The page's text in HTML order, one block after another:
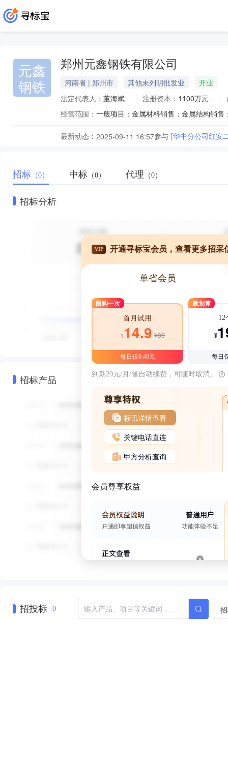
元鑫
钢铁
郑州元鑫钢铁有限公司
河南省 | 郑州市 其他未列明批发业
开业
法定代表人： 董海斌 注册资本： 1100万元
经营范围：
最新动态： 2025-09-11 16:57参与 [华中分公司红安
招标 （0） 中标 （0） 代理 （0）
招标分析
招标产品
VIP 开通寻标宝会员，查看更多招采
单省会员
限购一次
首月试用
¥14.9 ¥39
每日仅0.48元
最划算
12
¥
每日
到期29元/月/省自动续费，可随时取消。
标讯详情查看
关键电话直连
甲方分析查询
会员尊享权益
招投标 0